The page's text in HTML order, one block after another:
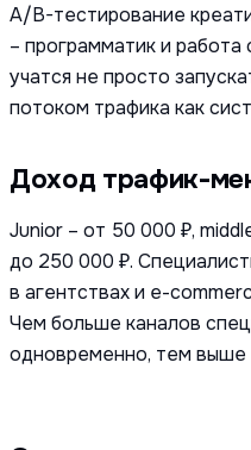
A/B-тестирование
– программатик и
учатся не просто
потоком трафика как
Доход трафик-
Junior – от 50 000 ₽,
до 250 000 ₽.
в агентствах и e-
Чем больше каналов
одновременно, тем выше